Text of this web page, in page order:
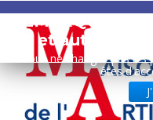
REMARQUE !
et autres
Si vous ne changez pas
êtes